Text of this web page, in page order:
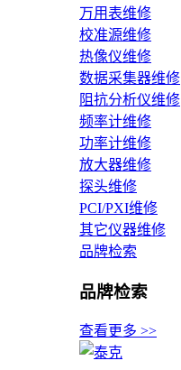
万用表维修
校准源维修
热像仪维修
数据采集器维修
阻抗分析仪维修
频率计维修
功率计维修
放大器维修
探头维修
PCI/PXI维修
其它仪器维修
品牌检索
品牌检索
查看更多 >>